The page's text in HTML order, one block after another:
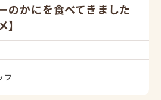
のかにを食べてきました
フ